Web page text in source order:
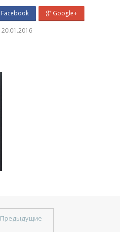
Facebook Google+
20.01.2016
Предыдущие